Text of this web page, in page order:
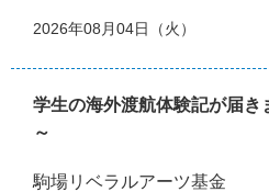
2026年08月04日（火）
学生の海外渡航体験記が届き
～
駒場リベラルアーツ基金